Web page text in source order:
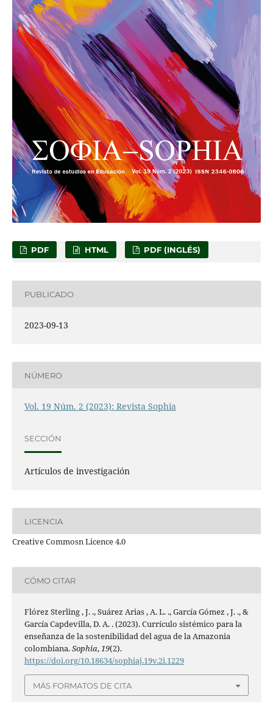
PDF HTML PDF (INGLÉS)
PUBLICADO
2023-09-13
NÚMERO
Vol. 19 Núm. 2 (2023): Revista Sophia
SECCIÓN
Artículos de investigación
LICENCIA
Creative Commosn Licence 4.0
CÓMO CITAR
Flórez Sterling , J. ., Suárez Arias , A. L. ., García Gómez , J. ., &
García Capdevilla, D. A. . (2023). Currículo sistémico para la
enseñanza de la sostenibilidad del agua de la Amazonia
colombiana.Sophia,19(2).
https://doi.org/10.18634/sophiaj.19v.2i.1229
MÁS FORMATOS DE CITA